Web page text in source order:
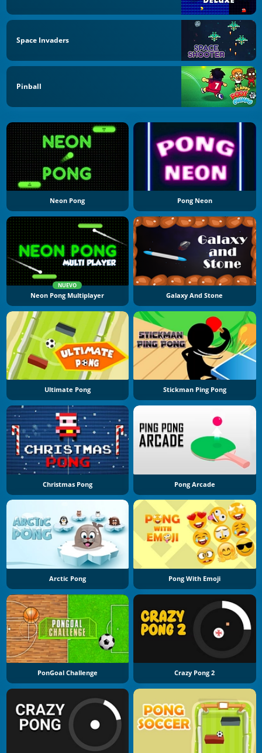
Space Invaders
Pinball
Neon Pong Pong Neon
NUEVO
Neon Pong Multiplayer Galaxy And Stone
Ultimate Pong Stickman Ping Pong
Christmas Pong Pong Arcade
Arctic Pong Pong With Emoji
PonGoal Challenge Crazy Pong 2